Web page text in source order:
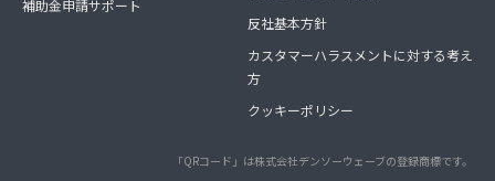
補助金申請サポート
反社基本方針
カスタマーハラスメントに対する考え
方
クッキーポリシー
「QRコード」は株式会社デンソーウェーブの登録商標です。